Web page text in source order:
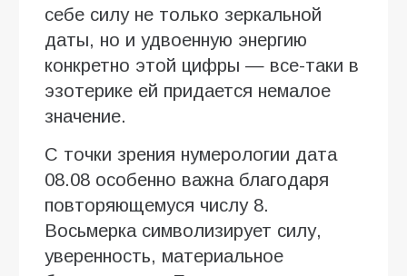
себе силу не только зеркальной
даты, но и удвоенную энергию
конкретно этой цифры — все-таки в
эзотерике ей придается немалое
значение.
С точки зрения нумерологии дата
08.08 особенно важна благодаря
повторяющемуся числу 8.
Восьмерка символизирует силу,
уверенность, материальное